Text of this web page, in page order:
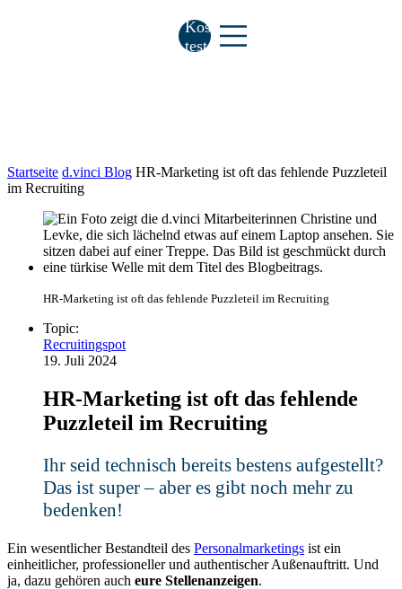
Kostenlos
testen
Kontakt
Startseite d.vinci Blog HR-Marketing ist oft das fehlende Puzzleteil
im Recruiting
HR-Marketing ist oft das fehlende Puzzleteil im Recruiting
Topic:
Recruitingspot
19. Juli 2024
HR-Marketing ist oft das fehlende
Puzzleteil im Recruiting
Ihr seid technisch bereits bestens aufgestellt?
Das ist super – aber es gibt noch mehr zu
bedenken!
Ein wesentlicher Bestandteil des Personalmarketings ist ein
einheitlicher, professioneller und authentischer Außenauftritt. Und
ja, dazu gehören auch eure Stellenanzeigen.